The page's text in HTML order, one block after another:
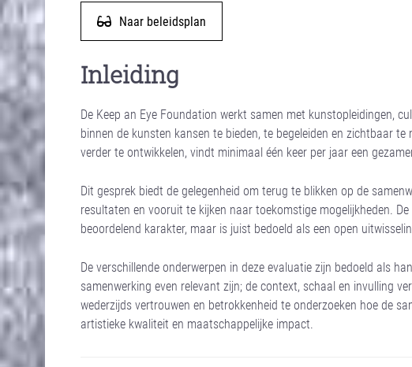
Naar beleidsplan
Inleiding
De Keep an Eye Foundation werkt samen met kunstopleidingen,
binnen de kunsten kansen te bieden, te begeleiden en zichtbaar
verder te ontwikkelen, vindt minimaal één keer per jaar een
Dit gesprek biedt de gelegenheid om terug te blikken op de
resultaten en vooruit te kijken naar toekomstige mogelijkheden.
beoordelend karakter, maar is juist bedoeld als een open
De verschillende onderwerpen in deze evaluatie zijn bedoeld als
samenwerking even relevant zijn; de context, schaal en invulling
wederzijds vertrouwen en betrokkenheid te onderzoeken hoe de
artistieke kwaliteit en maatschappelijke impact.